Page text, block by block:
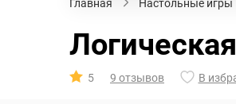
Главная Настольные игры
5 9 отзывов В